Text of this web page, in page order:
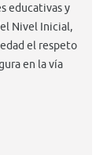
educativas y
Nivel Inicial,
el respeto
en la vía